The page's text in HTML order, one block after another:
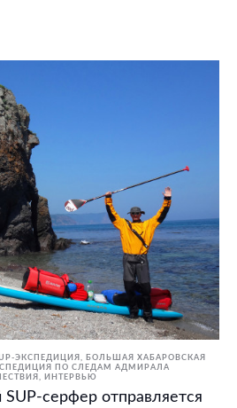
ЭКСПЕДИЦИЯ
БОЛЬШАЯ ХАБАРОВСКАЯ
ПО СЛЕДАМ АДМИРАЛА
ИНТЕРВЬЮ
SUP-серфер отправляется